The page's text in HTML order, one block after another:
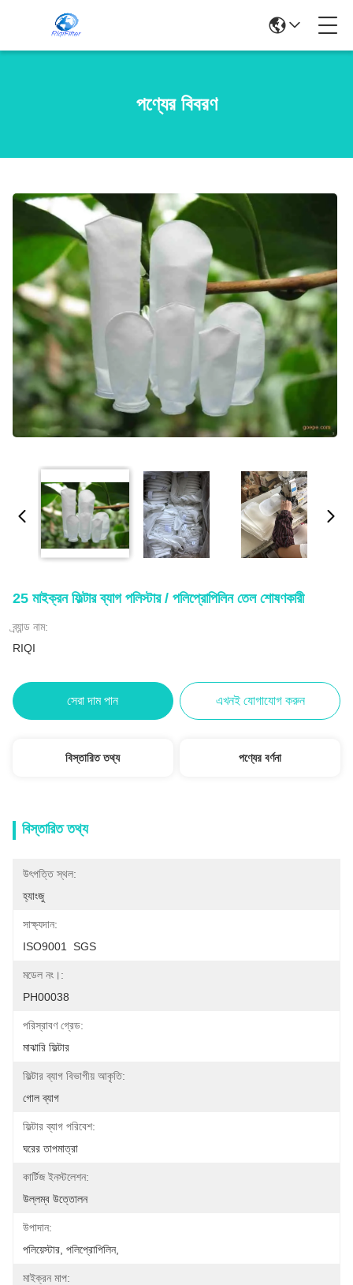
পণ্যের বিবরণ
25 মাইক্রন ফিল্টার ব্যাগ পলিস্টার / পলিপ্রোপিলিন তেল শোষণকারী
ব্র্যান্ড নাম:
RIQI
সেরা দাম পান এখনই যোগাযোগ করুন
বিস্তারিত তথ্য পণ্যের বর্ণনা
বিস্তারিত তথ্য
উৎপত্তি স্থল:
হ্যাংজু
সাক্ষ্যদান:
ISO9001  SGS
মডেল নং।:
PH00038
পরিস্রাবণ গ্রেড:
মাঝারি ফিল্টার
ফিল্টার ব্যাগ বিভাগীয় আকৃতি:
গোল ব্যাগ
ফিল্টার ব্যাগ পরিবেশ:
ঘরের তাপমাত্রা
কার্টিজ ইনস্টলেশন:
উল্লম্ব উত্তোলন
উপাদান:
পলিয়েস্টার, পলিপ্রোপিলিন,
মাইক্রন মাপ: